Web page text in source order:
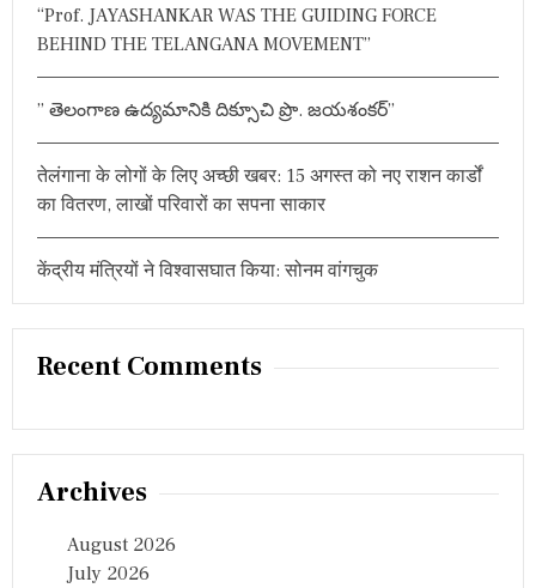
I
S
I
O
S
O
“Prof. JAYASHANKAR WAS THE GUIDING FORCE
BEHIND THE TELANGANA MOVEMENT”
” తెలంగాణ ఉద్యమానికి దిక్సూచి ప్రొ. జయశంకర్”
तेलंगाना के लोगों के लिए अच्छी खबर: 15 अगस्त को नए राशन कार्डों
का वितरण, लाखों परिवारों का सपना साकार
केंद्रीय मंत्रियों ने विश्वासघात किया: सोनम वांगचुक
Recent Comments
Archives
August 2026
July 2026